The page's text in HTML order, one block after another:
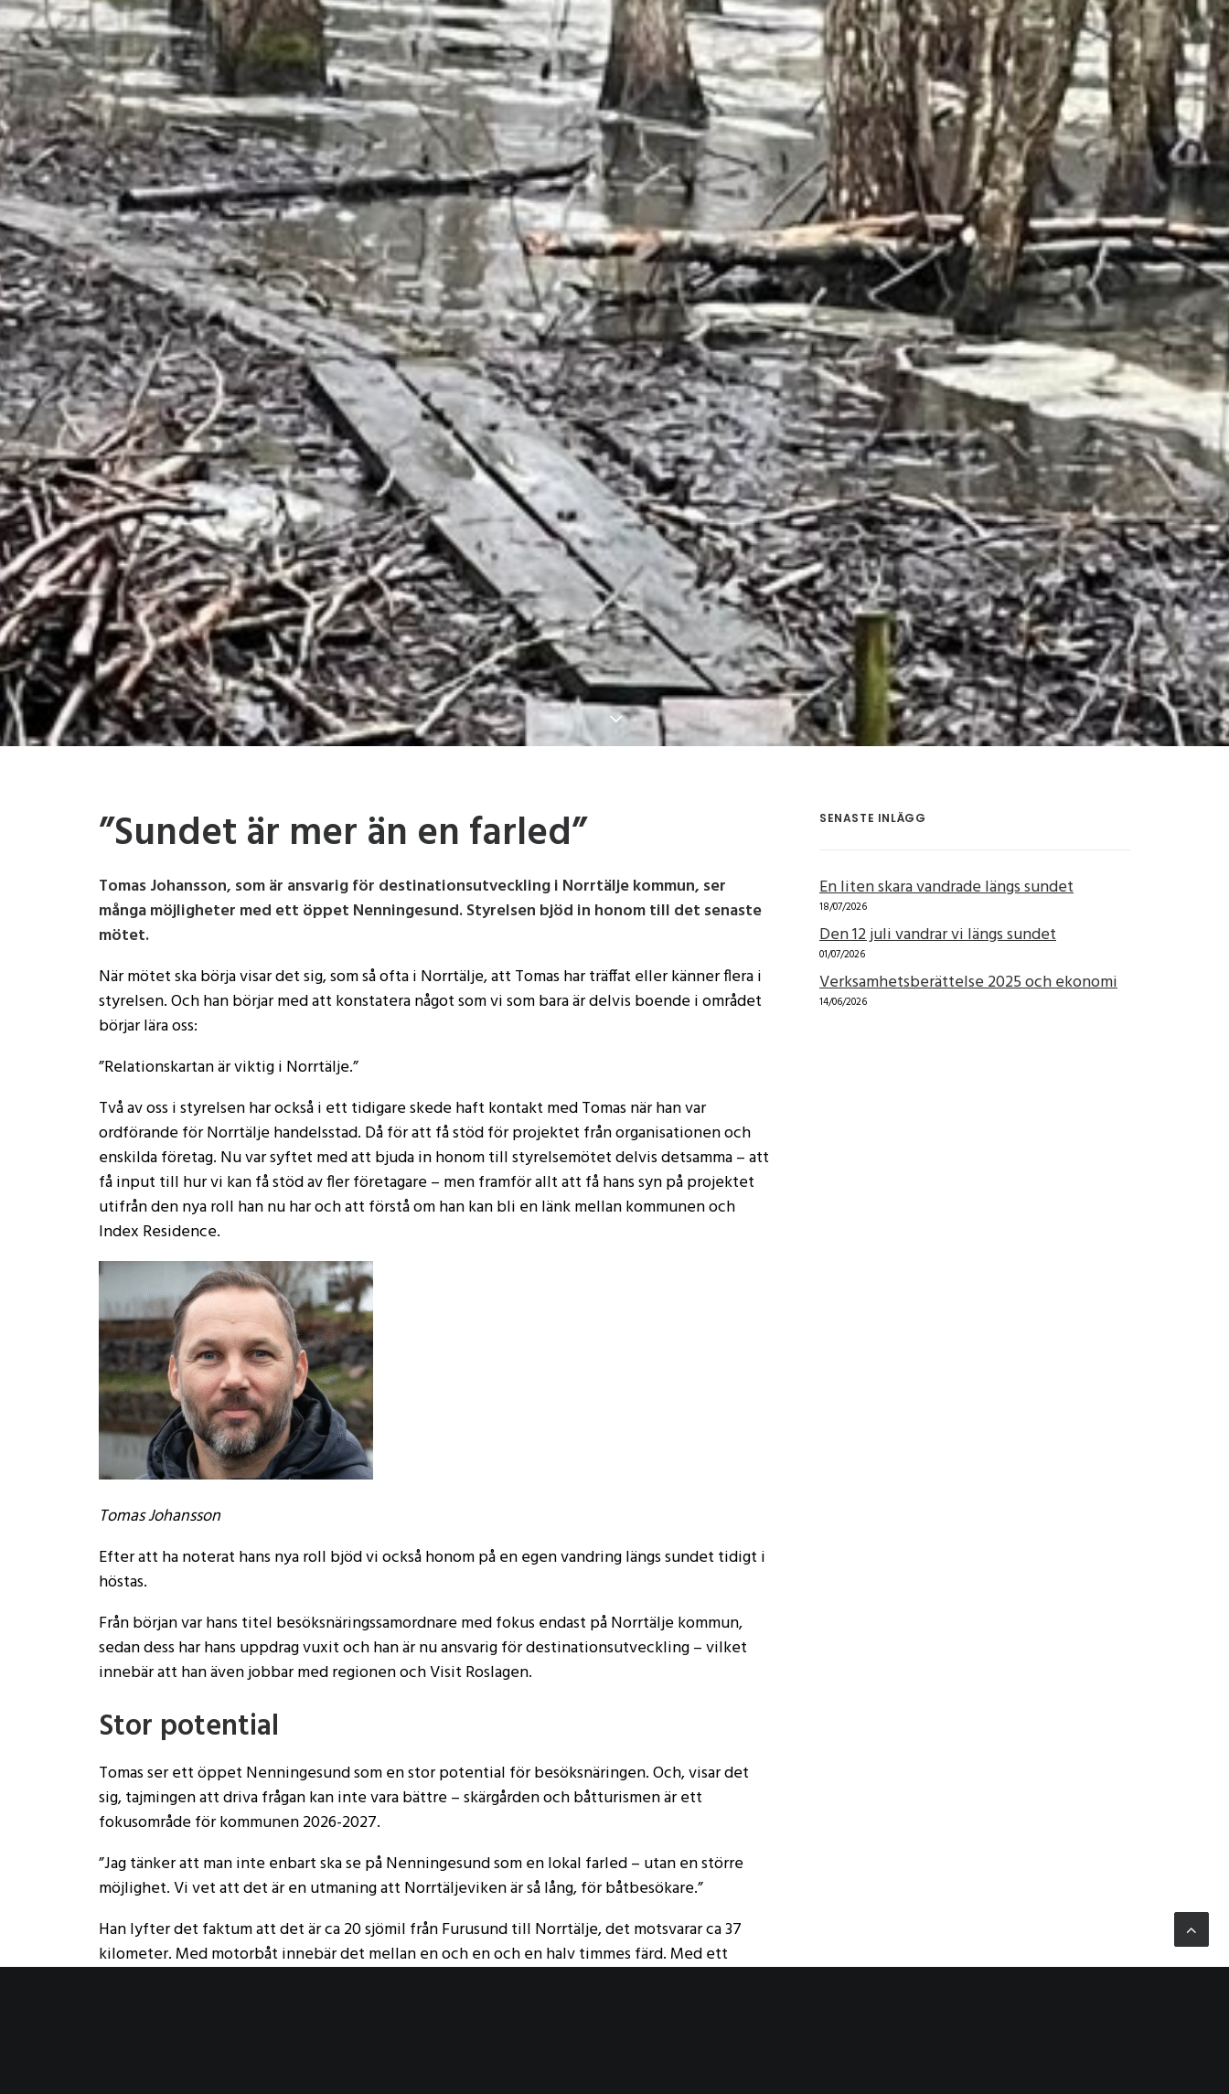
”Sundet är mer än en farled”
Tomas Johansson, som är ansvarig för destinationsutveckling i Norrtälje kommun, ser
många möjligheter med ett öppet Nenningesund. Styrelsen bjöd in honom till det senaste
mötet.
När mötet ska börja visar det sig, som så ofta i Norrtälje, att Tomas har träffat eller känner flera i
styrelsen. Och han börjar med att konstatera något som vi som bara är delvis boende i området
börjar lära oss:
”Relationskartan är viktig i Norrtälje.”
Två av oss i styrelsen har också i ett tidigare skede haft kontakt med Tomas när han var
ordförande för Norrtälje handelsstad. Då för att få stöd för projektet från organisationen och
enskilda företag. Nu var syftet med att bjuda in honom till styrelsemötet delvis detsamma – att
få input till hur vi kan få stöd av fler företagare – men framför allt att få hans syn på projektet
utifrån den nya roll han nu har och att förstå om han kan bli en länk mellan kommunen och
Index Residence.
Tomas Johansson
Efter att ha noterat hans nya roll bjöd vi också honom på en egen vandring längs sundet tidigt i
höstas.
Från början var hans titel besöksnäringssamordnare med fokus endast på Norrtälje kommun,
sedan dess har hans uppdrag vuxit och han är nu ansvarig för destinationsutveckling – vilket
innebär att han även jobbar med regionen och Visit Roslagen.
Stor potential
Tomas ser ett öppet Nenningesund som en stor potential för besöksnäringen. Och, visar det
sig, tajmingen att driva frågan kan inte vara bättre – skärgården och båtturismen är ett
fokusområde för kommunen 2026-2027.
”Jag tänker att man inte enbart ska se på Nenningesund som en lokal farled – utan en större
möjlighet. Vi vet att det är en utmaning att Norrtäljeviken är så lång, för båtbesökare.”
Han lyfter det faktum att det är ca 20 sjömil från Furusund till Norrtälje, det motsvarar ca 37
kilometer. Med motorbåt innebär det mellan en och en och en halv timmes färd. Med ett
SENASTE INLÄGG
En liten skara vandrade längs sundet
18/07/2026
Den 12 juli vandrar vi längs sundet
01/07/2026
Verksamhetsberättelse 2025 och ekonomi
14/06/2026